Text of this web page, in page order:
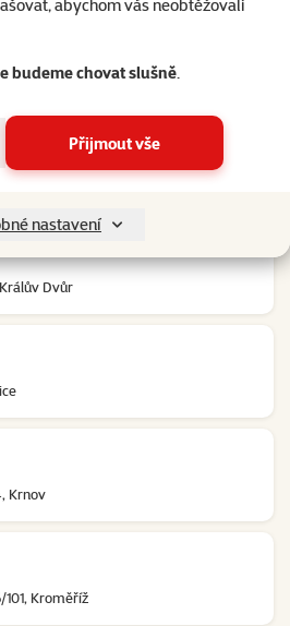
abychom vás neobtěžovali
budeme chovat slušně.
Přijmout vše
nastavení
Dvůr
Krnov
Kroměříž